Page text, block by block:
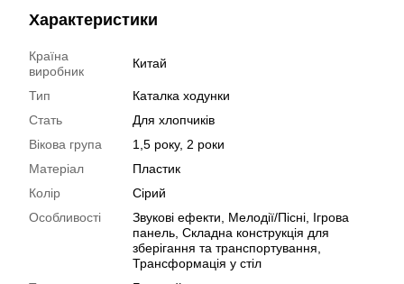
Характеристики
Країна
виробник
Китай
Тип
Каталка ходунки
Стать
Для хлопчиків
Вікова група
1,5 року, 2 роки
Матеріал
Пластик
Колір
Сірий
Особливості
Звукові ефекти, Мелодії/Пісні, Ігрова
панель, Складна конструкція для
зберігання та транспортування,
Трансформація у стіл